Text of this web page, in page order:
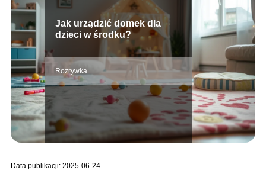
Jak urządzić domek dla
dzieci w środku?
Rozrywka
Data publikacji: 2025-06-24